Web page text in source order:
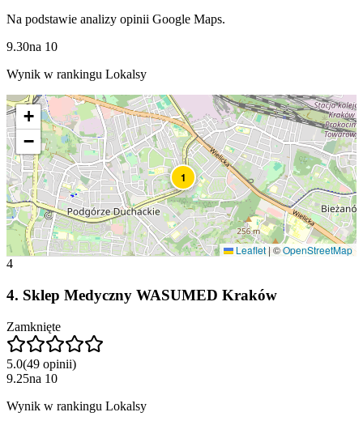
Na podstawie analizy opinii Google Maps.
9.30na 10
Wynik w rankingu Lokalsy
1
+
−
Leaflet|©OpenStreetMap
4
4. Sklep Medyczny WASUMED Kraków
Zamknięte
5.0(49 opinii)
9.25na 10
Wynik w rankingu Lokalsy